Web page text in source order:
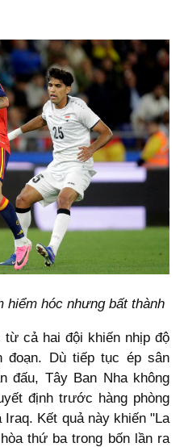
hiểm hóc nhưng bất thành
cả hai đội khiến nhịp độ
đoạn. Dù tiếp tục ép sân
đấu, Tây Ban Nha không
định trước hàng phòng
Kết quả này khiến "La
thứ ba trong bốn lần ra